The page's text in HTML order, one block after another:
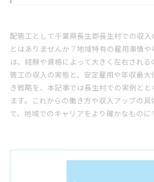
配管工として千葉県長生郡長生村での収入
とはありませんか？地域特有の雇用事情
は、経験や資格によって大きく左右される
管工の収入の実態と、安定雇用や年収最
き戦略を、本記事では長生村での実例と
ます。これからの働き方や収入アップの具
で、地域でのキャリアをより確かなものに